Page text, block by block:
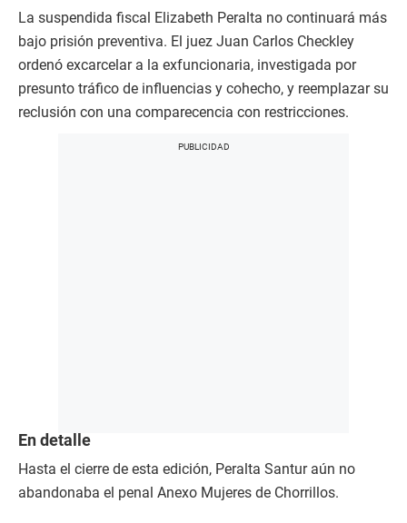
La suspendida fiscal Elizabeth Peralta no continuará más
bajo prisión preventiva. El juez Juan Carlos Checkley
ordenó excarcelar a la exfuncionaria, investigada por
presunto tráfico de influencias y cohecho, y reemplazar su
reclusión con una comparecencia con restricciones.
En detalle
Hasta el cierre de esta edición, Peralta Santur aún no
abandonaba el penal Anexo Mujeres de Chorrillos.